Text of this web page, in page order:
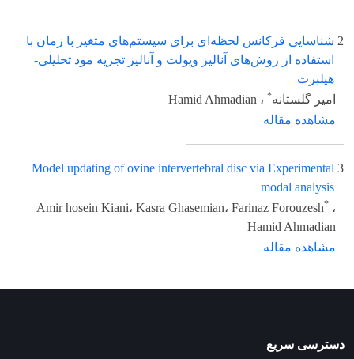
2 شناسایی فرکانس لحظه‌ای برای سیستم‌های متغیر با زمان با
استفاده از روش‌های آنالیز ویولت و آنالیز تجزیه مود تحلیلی-
هیلبرت
امیر گلستانه* ، Hamid Ahmadian
مشاهده مقاله
3
Model updating of ovine intervertebral disc via Experimental
modal analysis
Amir hosein Kiani، Kasra Ghasemian، Farinaz Forouzesh* ،
Hamid Ahmadian
مشاهده مقاله
دسترسی سریع